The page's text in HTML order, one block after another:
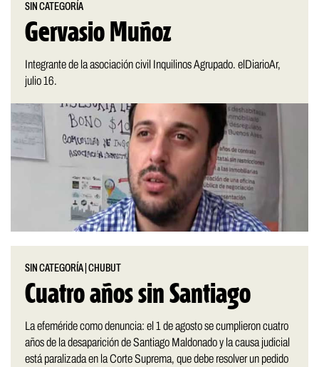
SIN CATEGORÍA
Gervasio Muñoz
Integrante de la asociación civil Inquilinos Agrupado. elDiarioAr,
julio 16.
SIN CATEGORÍA |CHUBUT
Cuatro años sin Santiago
La efeméride como denuncia: el 1 de agosto se cumplieron cuatro
años de la desaparición de Santiago Maldonado y la causa judicial
está paralizada en la Corte Suprema, que debe resolver un pedido